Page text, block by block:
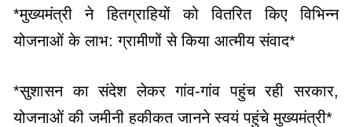
*मुख्यमंत्री ने हितग्राहियों को वितरित किए विभिन्न
योजनाओं के लाभ: ग्रामीणों से किया आत्मीय संवाद*
*सुशासन का संदेश लेकर गांव-गांव पहुंच रही सरकार,
योजनाओं की जमीनी हकीकत जानने स्वयं पहुंचे मुख्यमंत्री*